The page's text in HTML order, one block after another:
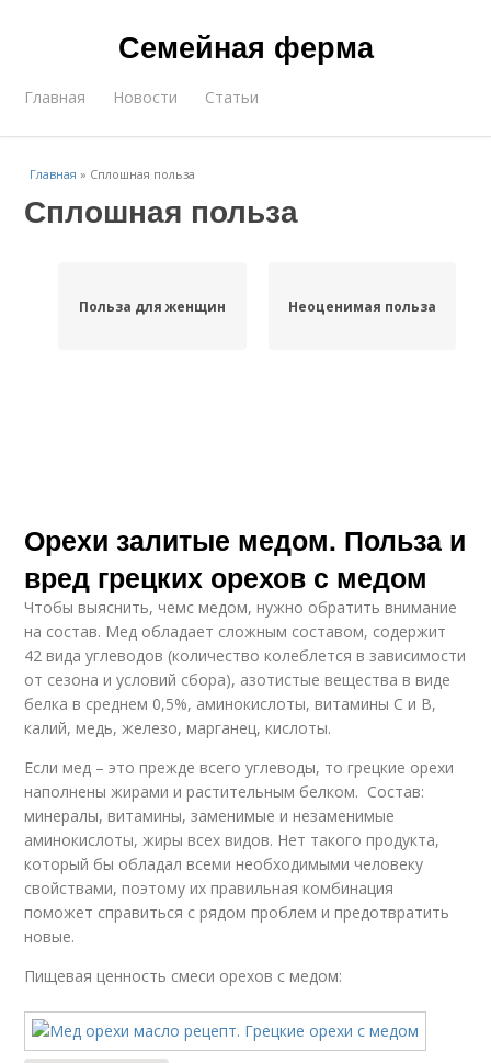
Семейная ферма
Главная Новости Статьи
Главная » Сплошная польза
Сплошная польза
Польза для женщин Неоценимая польза
Орехи залитые медом. Польза и
вред грецких орехов с медом
Чтобы выяснить, чемс медом, нужно обратить внимание
на состав. Мед обладает сложным составом, содержит
42 вида углеводов (количество колеблется в зависимости
от сезона и условий сбора), азотистые вещества в виде
белка в среднем 0,5%, аминокислоты, витамины С и В,
калий, медь, железо, марганец, кислоты.
Если мед – это прежде всего углеводы, то грецкие орехи
наполнены жирами и растительным белком. Состав:
минералы, витамины, заменимые и незаменимые
аминокислоты, жиры всех видов. Нет такого продукта,
который бы обладал всеми необходимыми человеку
свойствами, поэтому их правильная комбинация
поможет справиться с рядом проблем и предотвратить
новые.
Пищевая ценность смеси орехов с медом: